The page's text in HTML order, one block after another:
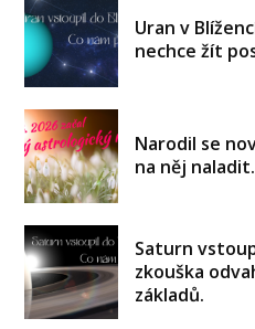
Uran v
nechce žít
Narodil se
na něj naladit.
Saturn
zkouška
základů.